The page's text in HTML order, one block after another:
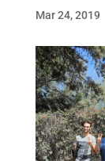
Mar 24, 2019